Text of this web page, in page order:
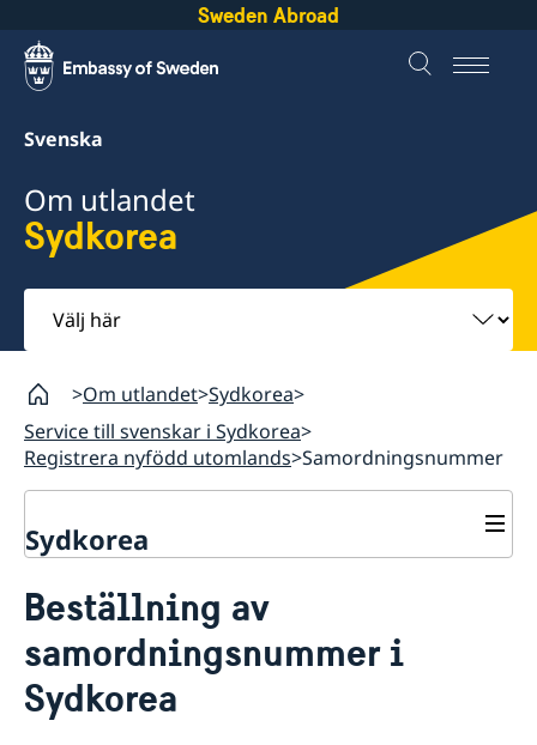
Sweden Abroad
Svenska
Om utlandet
Sydkorea
Välj
här
Om utlandet Sydkorea
Service till svenskar i Sydkorea
Registrera nyfödd utomlands Samordningsnummer
Sydkorea
Service till svenskar i Sydkorea
Rösta i Sydkorea
Öppettider för förtidsröstning
Anmäl din utlandsvistelse
Online-tidsbokning för att besöka den konsulära
Beställning av
samordningsnummer i
Sydkorea